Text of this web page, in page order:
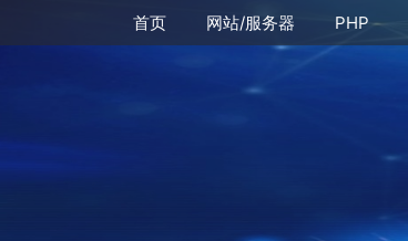
首页 网站/服务器 PHP